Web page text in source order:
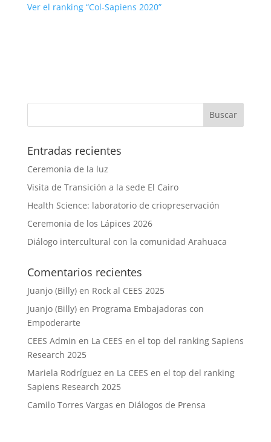
Ver el ranking “Col-Sapiens 2020”
Entradas recientes
Ceremonia de la luz
Visita de Transición a la sede El Cairo
Health Science: laboratorio de criopreservación
Ceremonia de los Lápices 2026
Diálogo intercultural con la comunidad Arahuaca
Comentarios recientes
Juanjo (Billy)en Rock al CEES 2025
Juanjo (Billy)en Programa Embajadoras con
Empoderarte
CEES Admin en La CEES en el top del ranking Sapiens
Research 2025
Mariela Rodríguez en La CEES en el top del ranking
Sapiens Research 2025
Camilo Torres Vargas en Diálogos de Prensa